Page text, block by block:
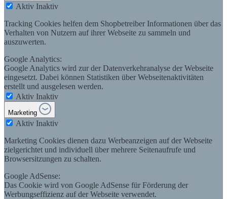
Aktiv Inaktiv
Tracking Cookies helfen dem Shopbetreiber Informationen über das
Verhalten von Nutzern auf ihrer Webseite zu sammeln und
auszuwerten.
Google Analytics:
Google Analytics wird zur der Datenverkehranalyse der Webseite
eingesetzt. Dabei können Statistiken über Webseitenaktivitäten
erstellt und ausgelesen werden.
Aktiv Inaktiv
Marketing
Aktiv Inaktiv
Marketing Cookies dienen dazu Werbeanzeigen auf der Webseite
zielgerichtet und individuell über mehrere Seitenaufrufe und
Browsersitzungen zu schalten.
Google AdSense:
Das Cookie wird von Google AdSense für Förderung der
Werbungseffizienz auf der Webseite verwendet.